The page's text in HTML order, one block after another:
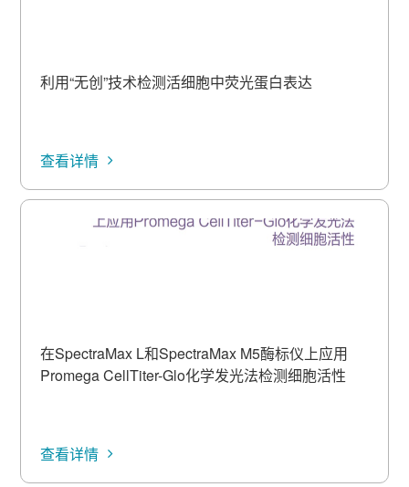
利用“无创”技术检测活细胞中荧光蛋白表达
查看详情
在SpectraMax L和SpectraMax M5酶标仪上应用
Promega CellTiter-Glo化学发光法检测细胞活性
查看详情